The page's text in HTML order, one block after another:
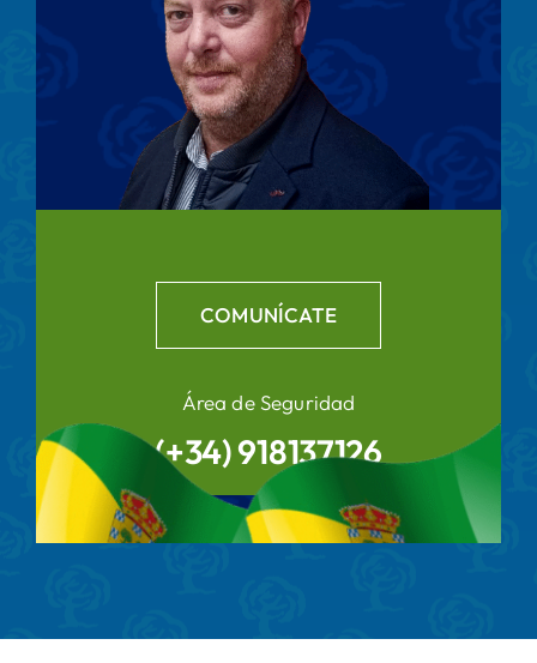
COMUNÍCATE
Área de Seguridad
(+34) 918137126